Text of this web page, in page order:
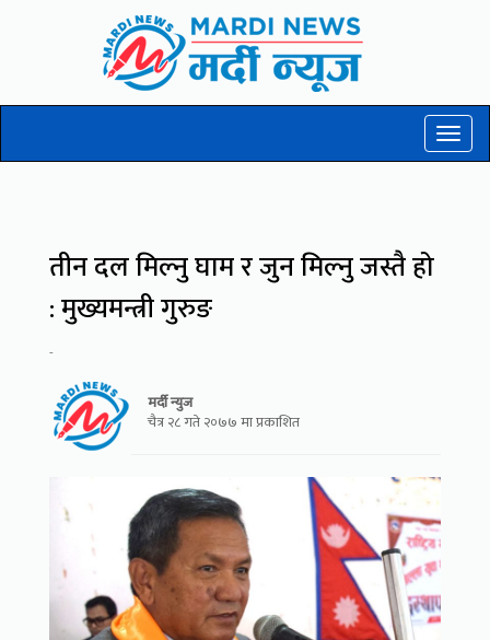
Toggle
तीन दल मिल्नु घाम र जुन मिल्नु जस्तै हो
: मुख्यमन्त्री गुरुङ
-
मर्दी न्युज
चैत्र २८ गते २०७७ मा प्रकाशित